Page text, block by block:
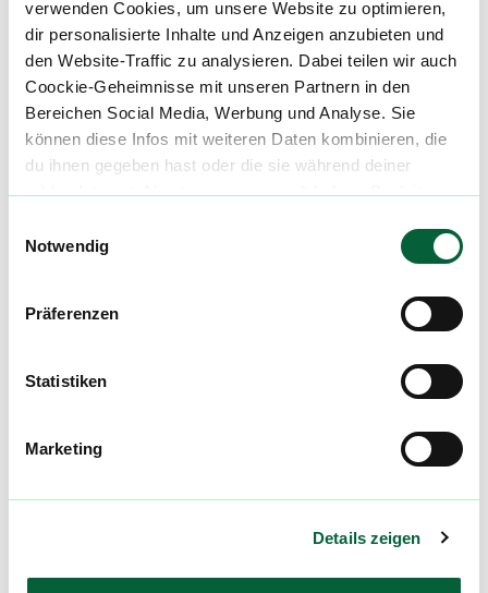
verwenden Cookies, um unsere Website zu optimieren,
dir personalisierte Inhalte und Anzeigen anzubieten und
den Website-Traffic zu analysieren. Dabei teilen wir auch
Coockie-Geheimnisse mit unseren Partnern in den
Bereichen Social Media, Werbung und Analyse. Sie
können diese Infos mit weiteren Daten kombinieren, die
du ihnen gegeben hast oder die sie während deiner
wilden Internet-Abenteuer gesammelt haben. Begleite
Notwendig
Präferenzen
Statistiken
Marketing
Details zeigen
79106 Freiburg im Breisgau
info@aeskulap-apo.de
Telefon: +49 761 273410
Mach mit in der flowzz.com
Alle wichtigen Daten und Fakten - täglich
aktualisiert! Hilf uns mit Deinen Kommentaren
machen. Melde dich an, um dir deine
Preisreduktionen informiert zu werden und